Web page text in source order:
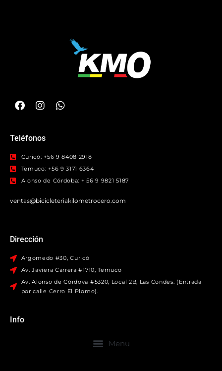
Teléfonos
Curicó: +56 9 8408 2918
Temuco: +56 9 3171 6364
Alonso de Córdoba: + 56 9 9821 5187
ventas@bicicleteriakilometrocero.com
Dirección
Argomedo #30, Curicó
Av. Javiera Carrera #1710, Temuco
Av. Alonso de Córdova #5320, Local 2B, Las Condes. (Entrada
por calle Cerro El Plomo).
Info